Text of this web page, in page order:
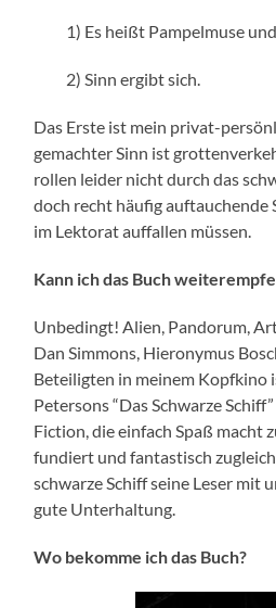
1) Es heißt Pampelmuse
2) Sinn ergibt sich.
Das Erste ist mein privat-
gemachter Sinn ist
rollen leider nicht durch das
doch recht häufig
im Lektorat auffallen müssen.
Kann ich das Buch
Unbedingt! Alien, Pandorum,
Dan Simmons, Hieronymus
Beteiligten in meinem Kopfkino
Petersons “Das Schwarze
Fiction, die einfach Spaß macht
fundiert und fantastisch
schwarze Schiff seine Leser mit
gute Unterhaltung.
Wo bekomme ich das Buch?